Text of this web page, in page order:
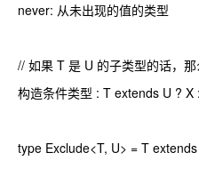
never: 从未出现的值的类型
// 如果 T 是 U 的子类型的话，
构造条件类型 : T extends U ? X
type Exclude<T, U> = T